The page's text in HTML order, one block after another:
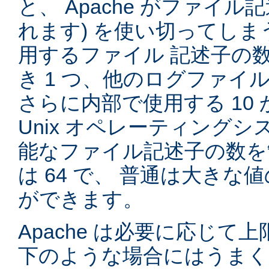
と、 Apache がファイル
れます) を使い切ってし
用するファイル 記述子の
き 1 つ、他のログファイ
さらに内部で使用する 10
Unix オペレーティングシ
能なファイル記述子の数
は 64 で、 普通は大きな
ができます。
Apache は必要に応じて
下のような場合にはうま